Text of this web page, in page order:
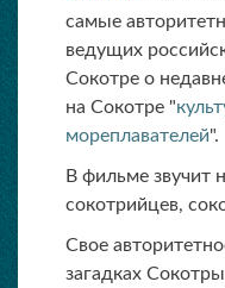
самые
ведущих
Сокотре о
на Сокотре "
мореплавателей".
В фильме звучит
сокотрийцев,
Свое
загадках